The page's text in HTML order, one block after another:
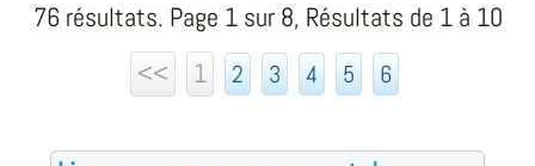
76 résultats. Page 1 sur 8, Résultats de 1 à 10
<<
1 2 3 4 5 6